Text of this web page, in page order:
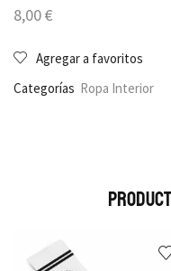
8,00€
Agregar a favoritos
Categorías Ropa Interior